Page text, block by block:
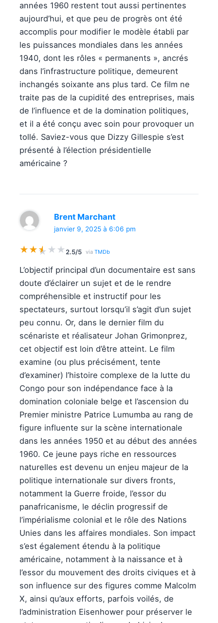
années 1960 restent tout aussi pertinentes
aujourd’hui, et que peu de progrès ont été
accomplis pour modifier le modèle établi par
les puissances mondiales dans les années
1940, dont les rôles « permanents », ancrés
dans l’infrastructure politique, demeurent
inchangés soixante ans plus tard. Ce film ne
traite pas de la cupidité des entreprises, mais
de l’influence et de la domination politiques,
et il a été conçu avec soin pour provoquer un
tollé. Saviez-vous que Dizzy Gillespie s’est
présenté à l’élection présidentielle
américaine ?
Brent Marchant
janvier 9, 2025 à 6:06 pm
★★★
★ ★ ★ 2.5/5 via TMDb
L’objectif principal d’un documentaire est sans
doute d’éclairer un sujet et de le rendre
compréhensible et instructif pour les
spectateurs, surtout lorsqu’il s’agit d’un sujet
peu connu. Or, dans le dernier film du
scénariste et réalisateur Johan Grimonprez,
cet objectif est loin d’être atteint. Le film
examine (ou plus précisément, tente
d’examiner) l’histoire complexe de la lutte du
Congo pour son indépendance face à la
domination coloniale belge et l’ascension du
Premier ministre Patrice Lumumba au rang de
figure influente sur la scène internationale
dans les années 1950 et au début des années
1960. Ce jeune pays riche en ressources
naturelles est devenu un enjeu majeur de la
politique internationale sur divers fronts,
notamment la Guerre froide, l’essor du
panafricanisme, le déclin progressif de
l’impérialisme colonial et le rôle des Nations
Unies dans les affaires mondiales. Son impact
s’est également étendu à la politique
américaine, notamment à la naissance et à
l’essor du mouvement des droits civiques et à
son influence sur des figures comme Malcolm
X, ainsi qu’aux efforts, parfois voilés, de
l’administration Eisenhower pour préserver le